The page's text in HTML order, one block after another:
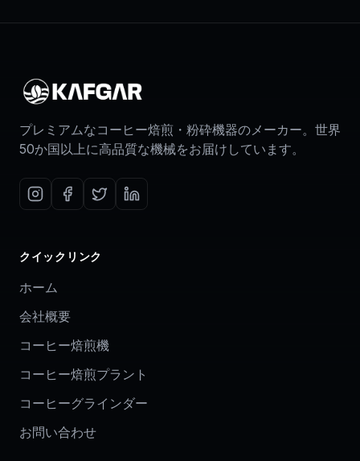
プレミアムなコーヒー焙煎・粉砕機器のメーカー。世界
50か国以上に高品質な機械をお届けしています。
クイックリンク
ホーム
会社概要
コーヒー焙煎機
コーヒー焙煎プラント
コーヒーグラインダー
お問い合わせ